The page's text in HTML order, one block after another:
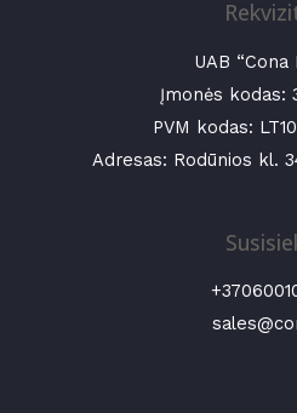
UAB “Cona
Įmonės kodas:
PVM kodas:
Adresas: Rodūnios kl.